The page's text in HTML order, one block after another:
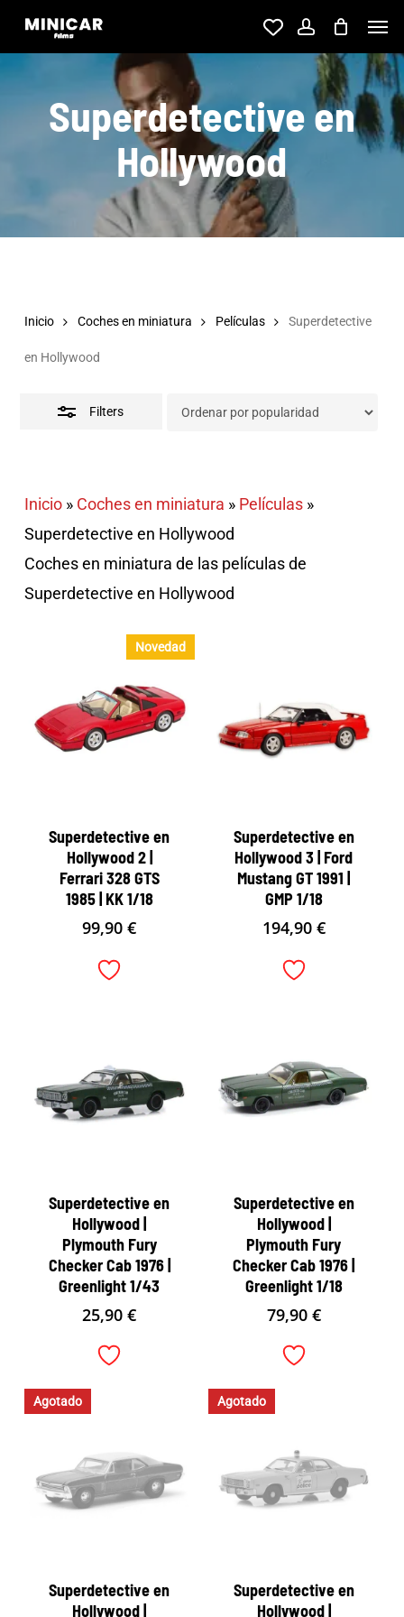
Skip
main
content
account
Superdetective en
Hollywood
Inicio Coches en miniatura Películas Superdetective
en Hollywood
Filters
Filters
Inicio» Coches en miniatura » Películas»
Superdetective en Hollywood
Coches en miniatura de las películas de
Superdetective en Hollywood
Novedad
Superdetective en
Hollywood 2 |
Ferrari 328 GTS
1985 | KK 1/18
99,90€
Superdetective en
Hollywood 3 | Ford
Mustang GT 1991 |
GMP 1/18
194,90 €
Superdetective en
Hollywood |
Plymouth Fury
Checker Cab 1976 |
Greenlight 1/43
25,90€
Superdetective en
Hollywood |
Plymouth Fury
Checker Cab 1976 |
Greenlight 1/18
79,90 €
Agotado
Superdetective en
Hollywood |
Agotado
Superdetective en
Hollywood |